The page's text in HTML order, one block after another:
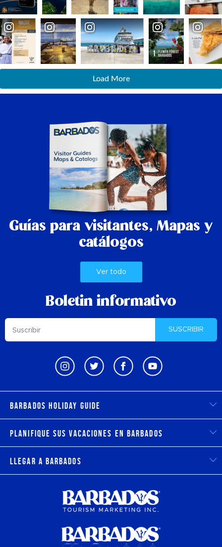
Load More
Guías para visitantes, Mapas y
catálogos
Ver todo
Boletin informativo
SUSCRIBIR
Barbados Holiday Guide
Planifique sus vacaciones en Barbados
Llegar a Barbados